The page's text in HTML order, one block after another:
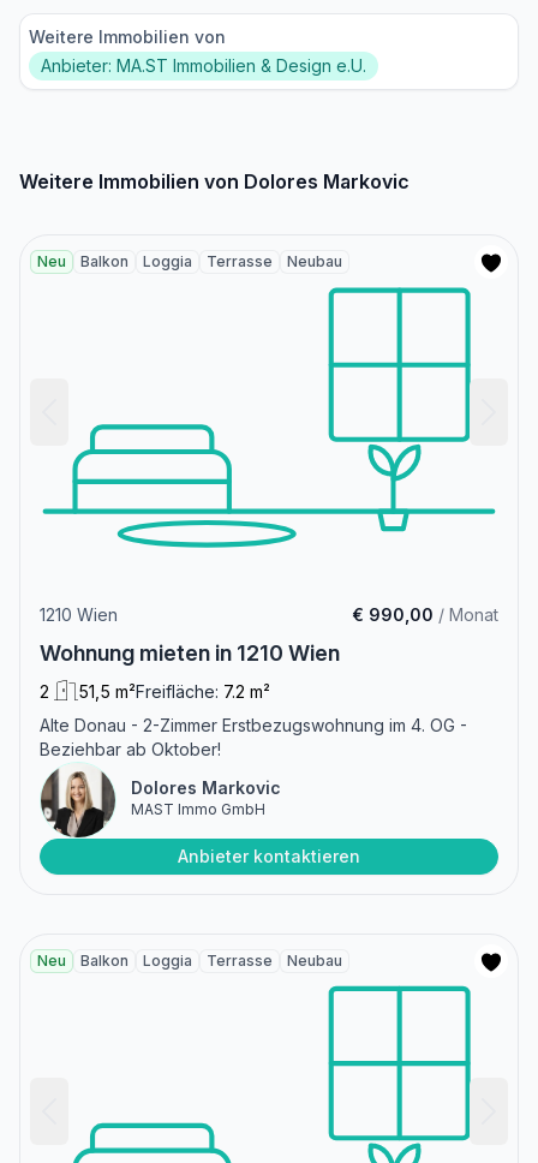
Weitere Immobilien von
Anbieter: MA.ST Immobilien & Design e.U.
Weitere Immobilien von Dolores Markovic
Neu Balkon Loggia Terrasse Neubau
1210 Wien € 990,00 / Monat
Wohnung mieten in 1210 Wien
2 51,5 m²Freifläche: 7.2 m²
Alte Donau - 2-Zimmer Erstbezugswohnung im 4. OG -
Beziehbar ab Oktober!
Dolores Markovic
MAST Immo GmbH
Anbieter kontaktieren
Neu Balkon Loggia Terrasse Neubau